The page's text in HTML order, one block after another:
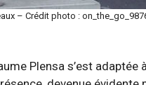
– Crédit photo :
Plensa s’est